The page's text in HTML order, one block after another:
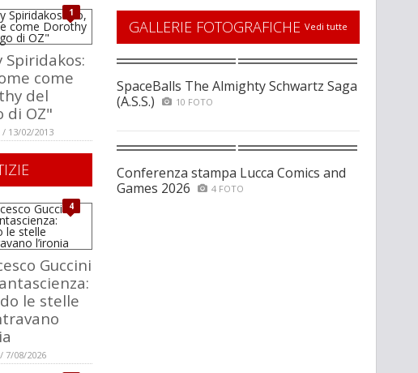
1
Spiridakos:
come
del
di OZ"
/ 13/02/2013
4
Guccini
le stelle
7/08/2026
GALLERIE FOTOGRAFICHE Vedi tutte
SpaceBalls The Almighty Schwartz Saga
(A.S.S.)
10 FOTO
Conferenza stampa Lucca Comics and
Games 2026
4 FOTO